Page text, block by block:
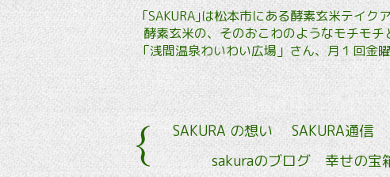
｢SAKURA｣は松本市にある酵素玄米テイ
酵素玄米の、そのおこわのようなモチモ
「浅間温泉わいわい広場」さん、月１回
SAKURA の想い SAKURA通信
sakuraのブログ 幸せの宝